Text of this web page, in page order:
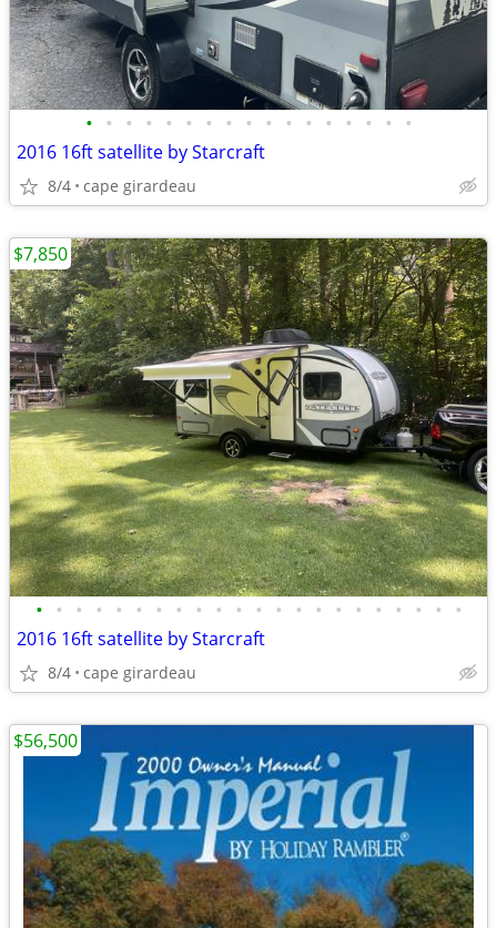
• • • • • • • • • • • • • • • • •
2016 16ft satellite by Starcraft
8/4 cape girardeau
• • • • • • • • • • • • • • • • • • • • • •
2016 16ft satellite by Starcraft
8/4 cape girardeau
$7,850
$56,500